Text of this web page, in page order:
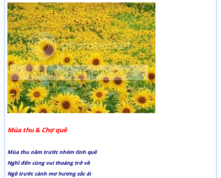
Mùa thu & Chợ quê
Mùa thu năm trước nhóm tình quê
Nghĩ đến cùng vui thoáng trở về
Ngõ trước cành mơ hương sắc ái